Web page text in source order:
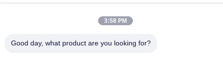
3:58 PM
Good day, what product are you looking for?